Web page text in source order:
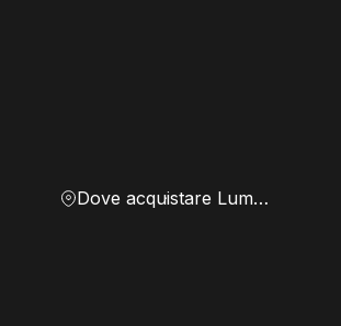
Dove acquistare Lumen